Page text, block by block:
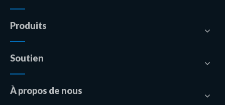
Produits
Soutien
À propos de nous